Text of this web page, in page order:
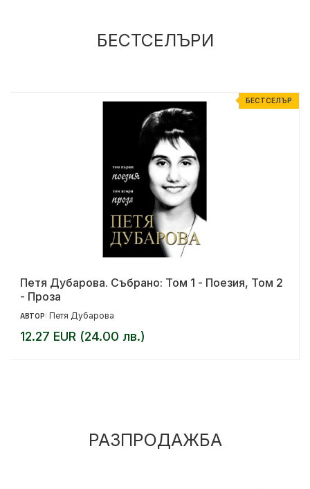
БЕСТСЕЛЪРИ
БЕСТСЕЛЪР
Петя Дубарова. Събрано: Том 1 - Поезия, Том 2
- Проза
АВТОР: Петя Дубарова
12.27 EUR (24.00 лв.)
РАЗПРОДАЖБА